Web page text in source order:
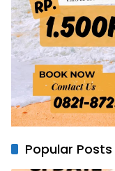
Popular Posts